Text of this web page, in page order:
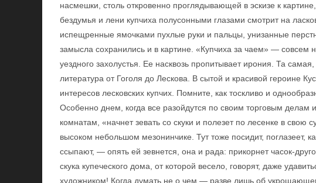
насмешки, столь откровенно проглядывающей в эскизе к
бездумья и лени купчиха полусонными глазами смотрит на
испещренные ямочками пухлые руки и пальцы, унизанные
замысла сохранились и в картине. «Купчиха за чаем» — совсем
уездного захолустья. Ее насквозь пропитывает ирония. Та
литература от Гоголя до Лескова. В сытой и красивой героине
интересов лесковских купчих. Помните, как тоскливо и
Особенно днем, когда все разойдутся по своим торговым делам
комнатам, «начнет зевать со скуки и полезет по лесенке в свою
высоком небольшом мезонинчике. Тут тоже посидит, поглазеет,
ссыпают, — опять ей зевнется, она и рада: прикорнет часок-
скука купеческого дома, от которой весело, говорят, даже
художником! Когда думать не о чем — разве лишь об